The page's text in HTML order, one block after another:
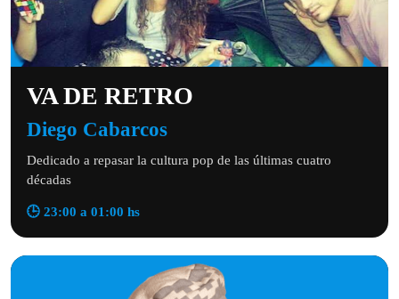
VA DE RETRO
Diego Cabarcos
Dedicado a repasar la cultura pop de las últimas cuatro
décadas
🕒 23:00 a 01:00 hs